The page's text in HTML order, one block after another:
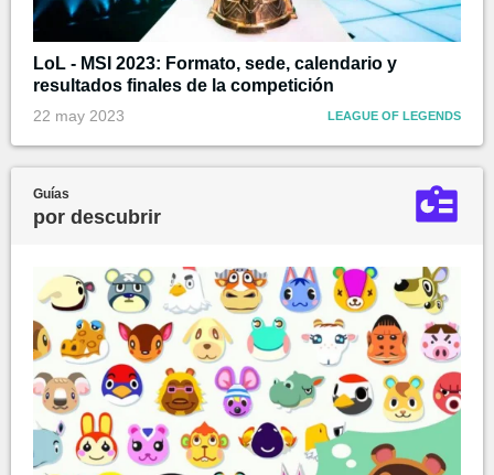
LoL - MSI 2023: Formato, sede, calendario y
resultados finales de la competición
22 may 2023 LEAGUE OF LEGENDS
Guías
por descubrir